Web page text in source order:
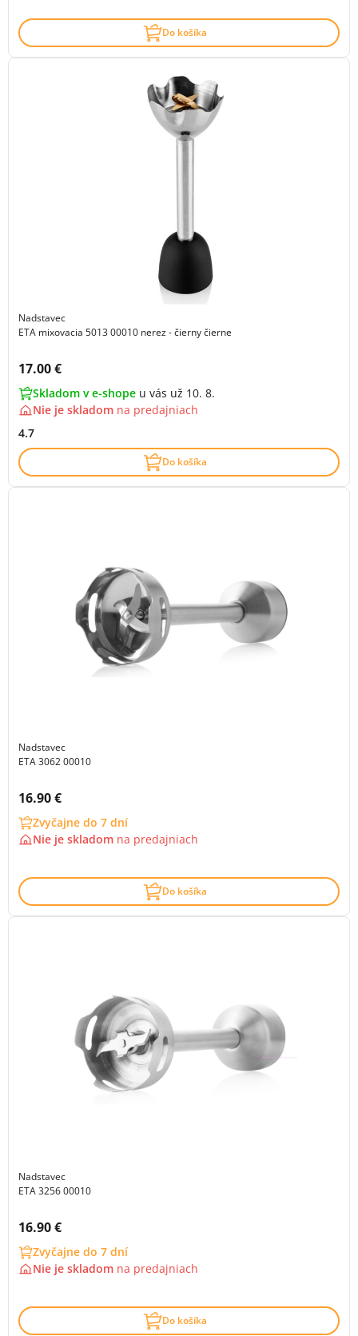
Do košíka
Nadstavec
ETA mixovacia 5013 00010 nerez - čierny čierne
Cena s DPH:
17.00 €
Skladom v e-shope u vás už 10. 8.
Nie je skladom na predajniach
4.7
Do košíka
Nadstavec
ETA 3062 00010
Cena s DPH:
16.90 €
Zvyčajne do 7 dní
Nie je skladom na predajniach
Do košíka
Nadstavec
ETA 3256 00010
Cena s DPH:
16.90 €
Zvyčajne do 7 dní
Nie je skladom na predajniach
Do košíka